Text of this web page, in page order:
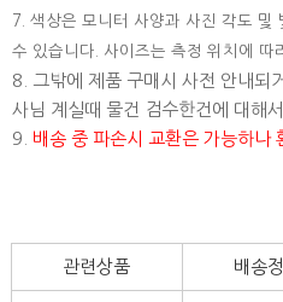
7. 색상은 모니터 사양과 사진 각도 및
수 있습니다. 사이즈는 측정 위치에 따
8. 그밖에 제품 구매시 사전 안내되
사님 계실때 물건 검수한건에 대해
9. 배송 중 파손시 교환은 가능하나
관련상품 배송